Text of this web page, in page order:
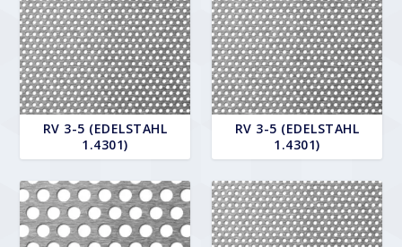
RV 3-5 (EDELSTAHL
1.4301)
RV 3-5 (EDELSTAHL
1.4301)